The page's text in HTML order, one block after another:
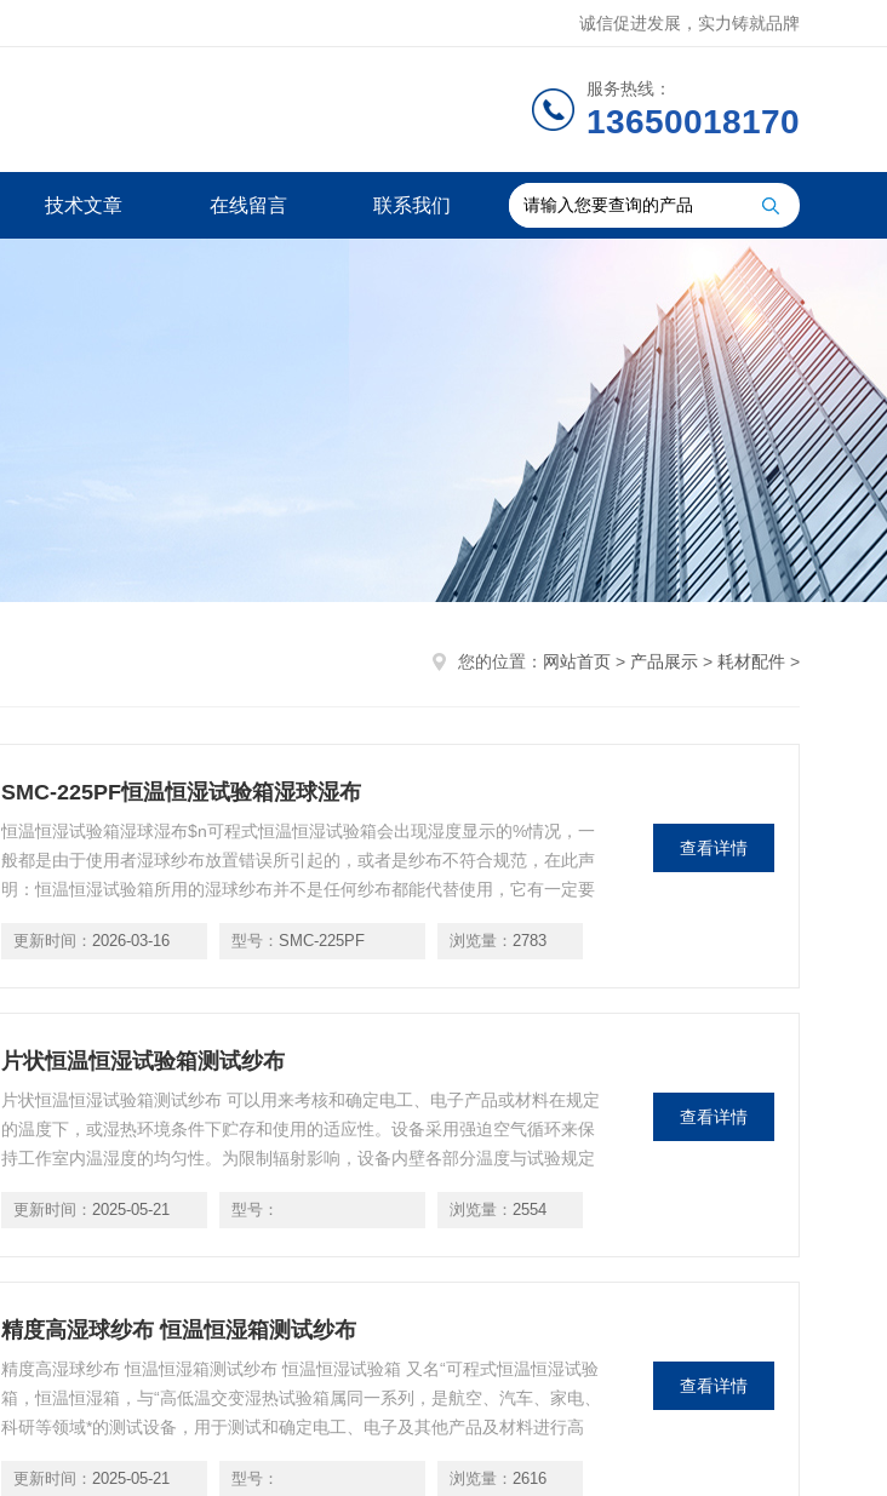
诚信促进发展，实力铸就品牌
服务热线：
13650018170
技术文章 在线留言 联系我们
您的位置： 网站首页 > 产品展示 > 耗材配件 >
SMC-225PF恒温恒湿试验箱湿球湿布
恒温恒湿试验箱湿球湿布$n可程式恒温恒湿试验箱会出现湿度显示的%情况，一
般都是由于使用者湿球纱布放置错误所引起的，或者是纱布不符合规范，在此声
明：恒温恒湿试验箱所用的湿球纱布并不是任何纱布都能代替使用，它有一定要
更新时间： 2026-03-16 型号： SMC-225PF 浏览量： 2783
查看详情
片状恒温恒湿试验箱测试纱布
片状恒温恒湿试验箱测试纱布 可以用来考核和确定电工、电子产品或材料在规定
的温度下，或湿热环境条件下贮存和使用的适应性。设备采用强迫空气循环来保
持工作室内温湿度的均匀性。为限制辐射影响，设备内壁各部分温度与试验规定
更新时间： 2025-05-21 型号： 浏览量： 2554
查看详情
精度高湿球纱布 恒温恒湿箱测试纱布
精度高湿球纱布 恒温恒湿箱测试纱布 恒温恒湿试验箱 又名“可程式恒温恒湿试验
箱，恒温恒湿箱，与“高低温交变湿热试验箱属同一系列，是航空、汽车、家电、
科研等领域*的测试设备，用于测试和确定电工、电子及其他产品及材料进行高
更新时间： 2025-05-21 型号： 浏览量： 2616
查看详情